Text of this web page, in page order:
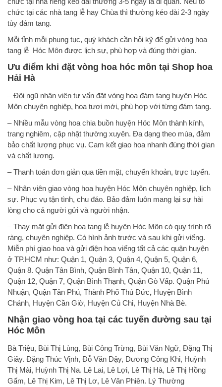
chức tại các nhà tang lễ hay Chùa thì thường kéo dài 2-3 ngày
tùy đám tang.
Mỗi tỉnh mỗi phung tục, quý khách cần hỏi kỹ để gửi vòng hoa
tang lễ Hóc Môn được lịch sự, phù hợp và đúng thời gian.
Ưu điểm khi đặt vòng hoa hóc môn tại Shop hoa
Hải Hà
– Đội ngũ nhân viên tư vấn đặt vòng hoa đám tang huyện Hóc
Môn chuyên nghiệp, hoa tươi mới, phù hợp với từng đám tang.
– Nhiều mẫu vòng hoa chia buồn huyện Hóc Môn thành kính,
trang nghiêm, cập nhật thường xuyên. Đa dạng theo mùa, đảm
bảo chất lượng phục vụ. Cam kết giao hoa nhanh đúng thời gian
và chất lượng.
– Thanh toán đơn giản qua tiền mặt, chuyển khoản, trực tuyến.
– Nhân viên giao vòng hoa huyện Hóc Môn chuyên nghiệp, lịch
sự. Phục vụ tận tình, chu đáo. Bảo đảm luôn mang lại sự hài
lòng cho cả người gửi và người nhận.
– Thay mặt gửi điện hoa tang lễ huyện Hóc Môn có quy trình rõ
ràng, chuyên nghiệp. Có hình ảnh trước và sau khi gửi viếng.
Miễn phí giao hoa và gửi điện hoa viếng tất cả các quận huyện
ở TP.HCM như: Quận 1, Quận 3, Quận 4, Quận 5, Quận 6,
Quận 8. Quận Tân Bình, Quận Bình Tân, Quận 10, Quận 11,
Quận 12, Quận 7, Quận Bình Thạnh, Quận Gò Vấp. Quận Phú
Nhuận, Quận Tân Phú, Thành Phố Thủ Đức, Huyện Bình
Chánh, Huyện Cần Giờ, Huyện Củ Chi, Huyện Nhà Bè.
Nhận giao vòng hoa tại các tuyến đường sau tại
Hóc Môn
Bà Triệu, Bùi Thị Lùng, Bùi Công Trừng, Bùi Văn Ngữ, Đặng Thị
Giây. Đặng Thúc Vịnh, Đỗ Văn Dậy, Dương Công Khi, Huỳnh
Thị Mài, Huỳnh Thị Na. Lê Lai, Lê Lợi, Lê Thị Hà, Lê Thị Hồng
Gấm, Lê Thị Kim, Lê Thị Lơ, Lê Văn Phiên. Lý Thường